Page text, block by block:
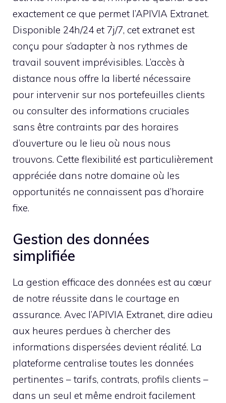
exactement ce que permet l’APIVIA Extranet.
Disponible 24h/24 et 7j/7, cet extranet est
conçu pour s’adapter à nos rythmes de
travail souvent imprévisibles. L’accès à
distance nous offre la liberté nécessaire
pour intervenir sur nos portefeuilles clients
ou consulter des informations cruciales
sans être contraints par des horaires
d’ouverture ou le lieu où nous nous
trouvons. Cette flexibilité est particulièrement
appréciée dans notre domaine où les
opportunités ne connaissent pas d’horaire
fixe.
Gestion des données
simplifiée
La gestion efficace des données est au cœur
de notre réussite dans le courtage en
assurance. Avec l’APIVIA Extranet, dire adieu
aux heures perdues à chercher des
informations dispersées devient réalité. La
plateforme centralise toutes les données
pertinentes – tarifs, contrats, profils clients –
dans un seul et même endroit facilement